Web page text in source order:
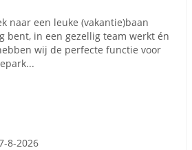
naar een leuke (vakantie)baan
bent, in een gezellig team werkt én
wij de perfecte functie voor
8-2026